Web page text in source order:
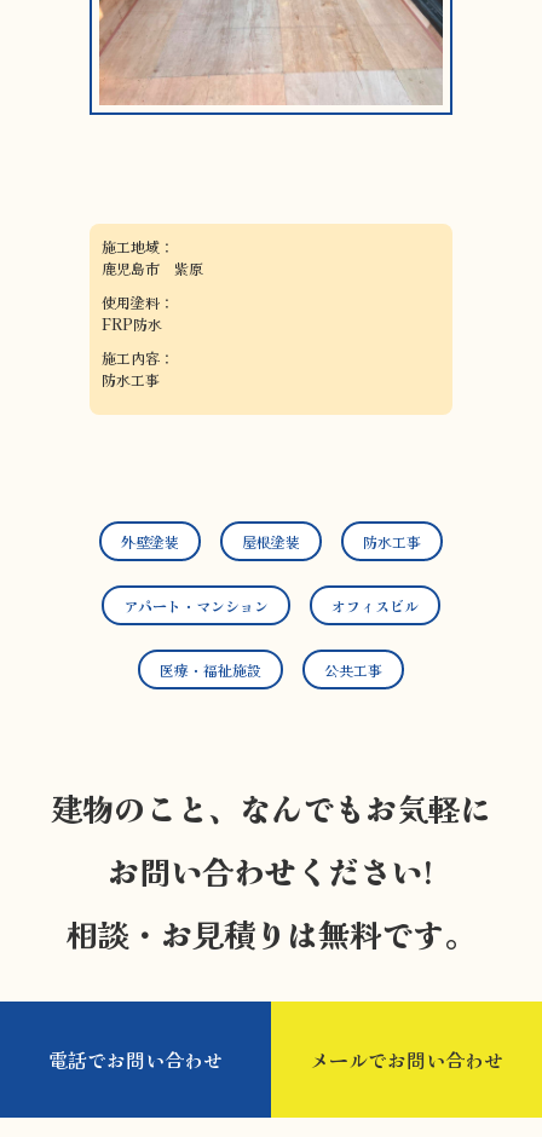
施工地域：
鹿児島市 紫原
使用塗料：
FRP防水
施工内容：
防水工事
外壁塗装 屋根塗装 防水工事
アパート・マンション オフィスビル
医療・福祉施設 公共工事
建物のこと、なんでもお気軽に
お問い合わせください!
相談・お見積りは無料です。
電話でお問い合わせ メールでお問い合わせ